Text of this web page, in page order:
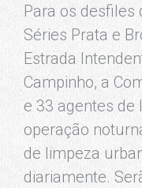
Para os desfiles
Séries Prata e
Estrada
Campinho, a
e 33 agentes de
operação
de limpeza
diariamente.